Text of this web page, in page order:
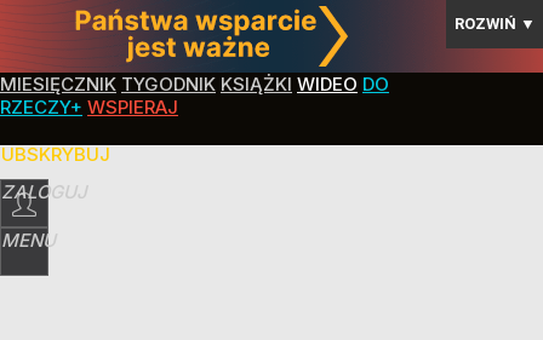
ROZWIŃ ▼
MIESIĘCZNIK TYGODNIK KSIĄŻKI WIDEO DO
RZECZY+ WSPIERAJ
ZALOGUJ
MENU